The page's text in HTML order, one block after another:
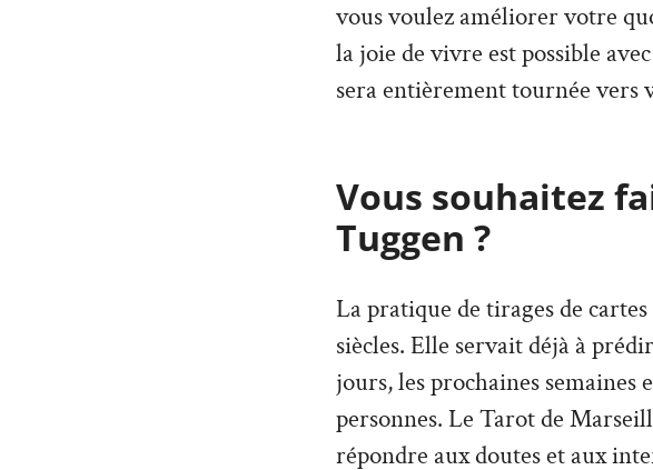
vous voulez améliorer votre
la joie de vivre est possible
sera entièrement tournée vers
Vous souhaitez
Tuggen ?
La pratique de tirages de
siècles. Elle servait déjà à
jours, les prochaines semaines
personnes. Le Tarot de
répondre aux doutes et aux